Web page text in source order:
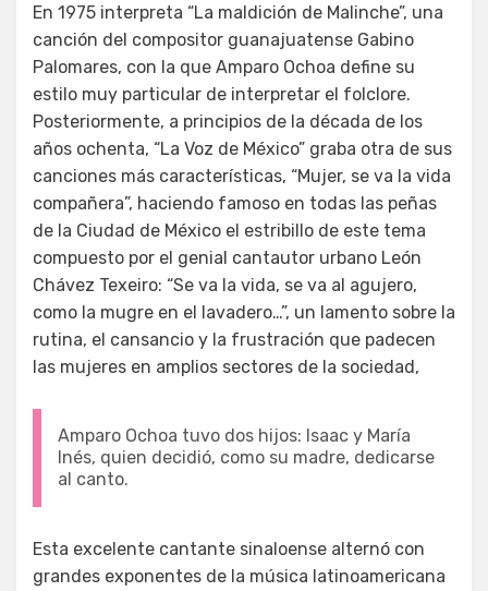
En 1975 interpreta “La maldición de Malinche”, una
canción del compositor guanajuatense Gabino
Palomares, con la que Amparo Ochoa define su
estilo muy particular de interpretar el folclore.
Posteriormente, a principios de la década de los
años ochenta, “La Voz de México” graba otra de sus
canciones más características, “Mujer, se va la vida
compañera”, haciendo famoso en todas las peñas
de la Ciudad de México el estribillo de este tema
compuesto por el genial cantautor urbano León
Chávez Texeiro: “Se va la vida, se va al agujero,
como la mugre en el lavadero…”, un lamento sobre la
rutina, el cansancio y la frustración que padecen
las mujeres en amplios sectores de la sociedad,
Amparo Ochoa tuvo dos hijos: Isaac y María
Inés, quien decidió, como su madre, dedicarse
al canto.
Esta excelente cantante sinaloense alternó con
grandes exponentes de la música latinoamericana